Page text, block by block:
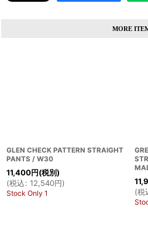
MORE
GLEN CHECK PATTERN STRAIGHT
PANTS / W30
11,400円(税別)
(税込: 12,540円)
Stock Only 1
(税